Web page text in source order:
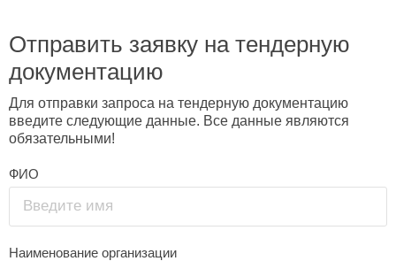
Отправить заявку на тендерную
документацию
Для отправки запроса на тендерную документацию
введите следующие данные. Все данные являются
обязательными!
ФИО
Введите имя
Наименование организации